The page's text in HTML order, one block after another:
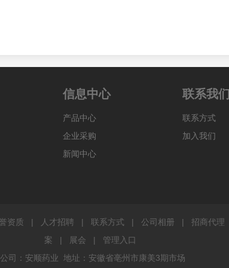
信息中心
产品中心
企业采购
新闻中心
联系我们
联系方式
加入我们
资质 | 人才招聘 | 联系方式 | 公司相册 | 招商代理
案
| 展会 |
管理入口
公司：安顺药业 地址：安徽省亳州市康美3期市场